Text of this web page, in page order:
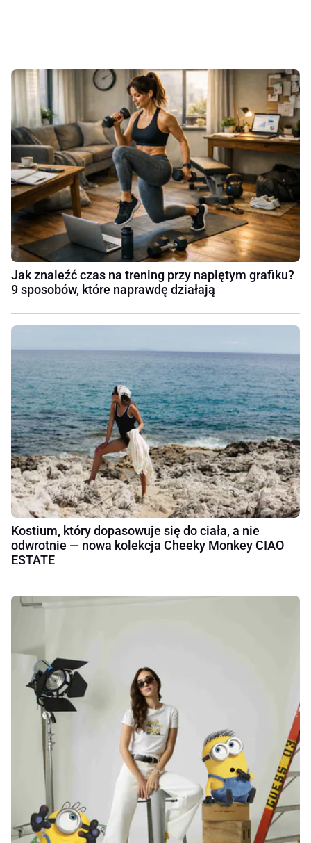
Jak znaleźć czas na trening przy napiętym grafiku?
9 sposobów, które naprawdę działają
Kostium, który dopasowuje się do ciała, a nie
odwrotnie — nowa kolekcja Cheeky Monkey CIAO
ESTATE